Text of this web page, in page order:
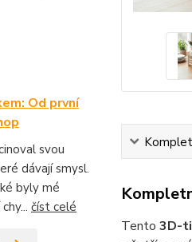
Od první
svou
dávají smysl.
byly mé
číst celé
Tento 3D-